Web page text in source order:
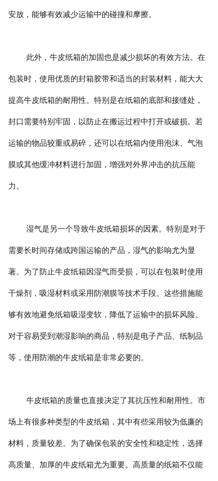
安放，能够有效减少运输中的碰撞和摩擦。
此外，牛皮纸箱的加固也是减少损坏的有效方法。在
包装时，使用优质的封箱胶带和适当的封装材料，能大大
提高牛皮纸箱的耐用性。特别是在纸箱的底部和接缝处，
封口需要特别牢固，以防止在搬运过程中打开或破损。若
运输的物品较重或易碎，还可以在纸箱内使用泡沫、气泡
膜或其他缓冲材料进行加固，增强对外界冲击的抗压能
力。
湿气是另一个导致牛皮纸箱损坏的因素。特别是对于
需要长时间存储或跨国运输的产品，湿气的影响尤为显
著。为了防止牛皮纸箱因湿气而受损，可以在包装时使用
干燥剂，吸湿材料或采用防潮膜等技术手段。这些措施能
够有效地避免纸箱吸湿变软，降低了运输中的损坏风险。
对于容易受到潮湿影响的商品，特别是电子产品、纸制品
等，使用防潮的牛皮纸箱是非常必要的。
牛皮纸箱的质量也直接决定了其抗压性和耐用性。市
场上有很多种类型的牛皮纸箱，其中有些采用较为低廉的
材料，质量较差。为了确保包装的安全性和稳定性，选择
高质量、加厚的牛皮纸箱尤为重要。高质量的纸箱不仅能